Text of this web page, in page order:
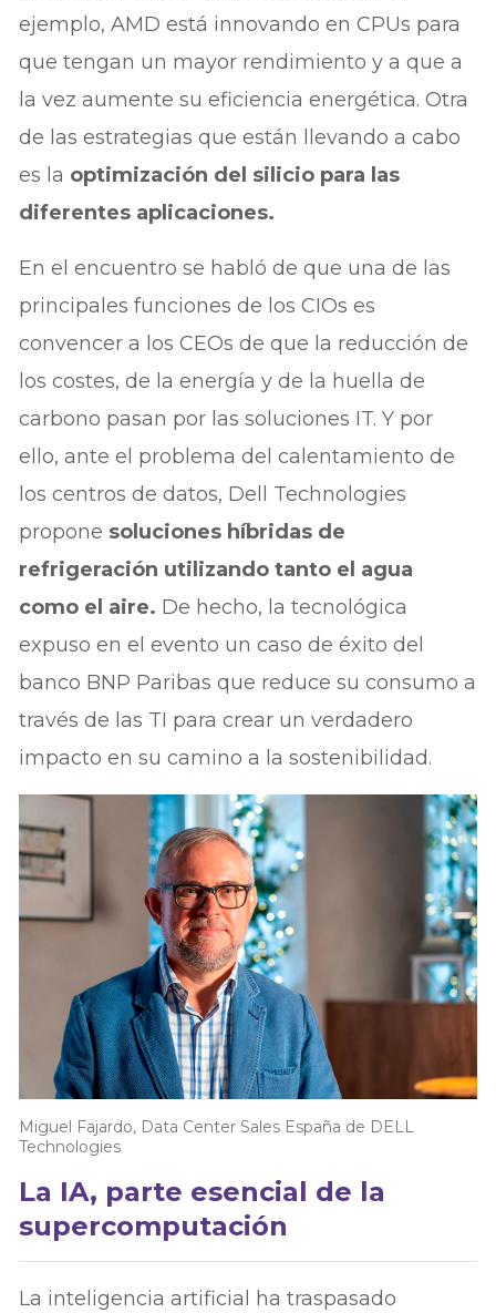
ejemplo, AMD está innovando en CPUs para
que tengan un mayor rendimiento y a que a
la vez aumente su eficiencia energética. Otra
de las estrategias que están llevando a cabo
es la optimización del silicio para las
diferentes aplicaciones.
En el encuentro se habló de que una de las
principales funciones de los CIOs es
convencer a los CEOs de que la reducción de
los costes, de la energía y de la huella de
carbono pasan por las soluciones IT. Y por
ello, ante el problema del calentamiento de
los centros de datos, Dell Technologies
propone soluciones híbridas de
refrigeración utilizando tanto el agua
como el aire. De hecho, la tecnológica
expuso en el evento un caso de éxito del
banco BNP Paribas que reduce su consumo a
través de las TI para crear un verdadero
impacto en su camino a la sostenibilidad.
Miguel Fajardo, Data Center Sales España de DELL
Technologies
La IA, parte esencial de la
supercomputación
La inteligencia artificial ha traspasado